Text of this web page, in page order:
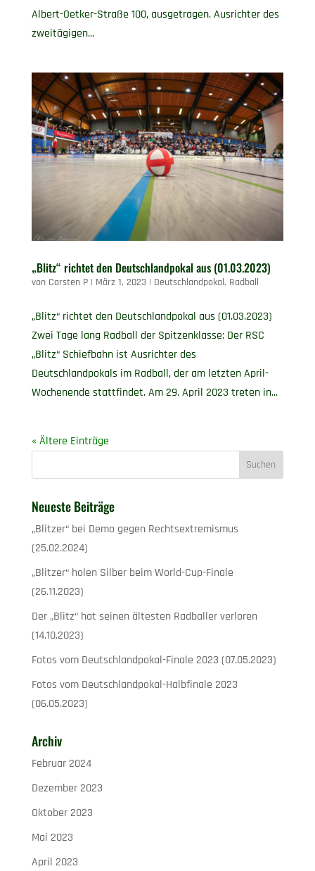
Albert-Oetker-Straße 100, ausgetragen. Ausrichter des
zweitägigen...
„Blitz“ richtet den Deutschlandpokal aus (01.03.2023)
von Carsten P| März 1, 2023 | Deutschlandpokal, Radball
„Blitz“ richtet den Deutschlandpokal aus (01.03.2023)
Zwei Tage lang Radball der Spitzenklasse: Der RSC
„Blitz“ Schiefbahn ist Ausrichter des
Deutschlandpokals im Radball, der am letzten April-
Wochenende stattfindet. Am 29. April 2023 treten in...
« Ältere Einträge
Neueste Beiträge
„Blitzer“ bei Demo gegen Rechtsextremismus
(25.02.2024)
„Blitzer“ holen Silber beim World-Cup-Finale
(26.11.2023)
Der „Blitz“ hat seinen ältesten Radballer verloren
(14.10.2023)
Fotos vom Deutschlandpokal-Finale 2023 (07.05.2023)
Fotos vom Deutschlandpokal-Halbfinale 2023
(06.05.2023)
Archiv
Februar 2024
Dezember 2023
Oktober 2023
Mai 2023
April 2023